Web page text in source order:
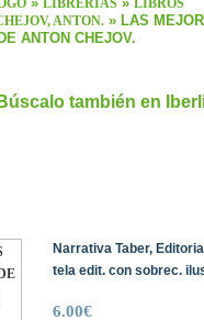
LIBRERIAS
LIBROS
ANTON. » LAS
ANTON CHEJOV.
Búscalo también en
Narrativa Taber,
tela edit. con sobrec.
6.00€